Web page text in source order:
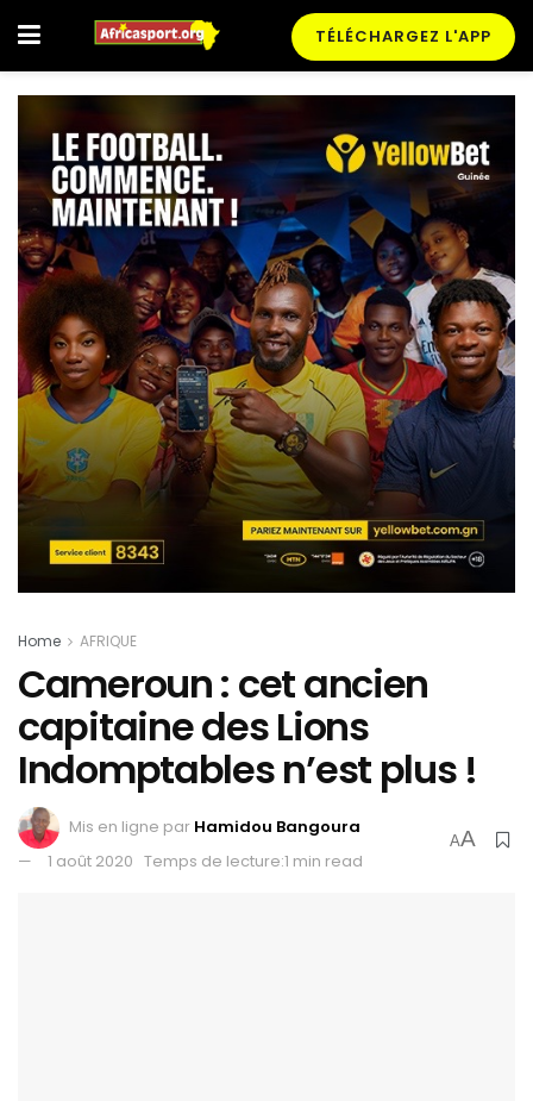
TÉLÉCHARGEZ L'APP
Home AFRIQUE
Cameroun : cet ancien
capitaine des Lions
Indomptables n’est plus !
Mis en ligne par Hamidou Bangoura
1 août 2020 Temps de lecture:1 min read
AA